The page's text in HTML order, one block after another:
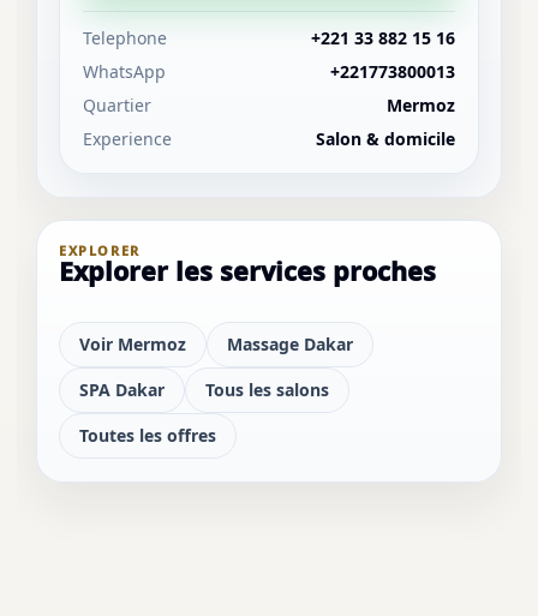
Telephone
+221 33 882 15 16
WhatsApp
+221773800013
Quartier
Mermoz
Experience
Salon & domicile
EXPLORER
Explorer les services proches
Voir Mermoz
Massage Dakar
SPA Dakar
Tous les salons
Toutes les offres